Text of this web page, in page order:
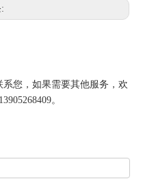
您，如果需要其他服务，欢
。